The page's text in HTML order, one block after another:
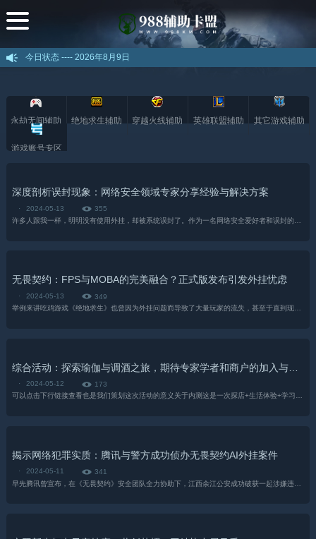
今日状态 ----2026年8月9日
永劫无间辅助 绝地求生辅助 穿越火线辅助 英雄联盟辅助 其它游戏辅助
游戏账号专区
深度剖析误封现象：网络安全领域专家分享经验与解决方案
· 2024-05-13
355
许多人跟我一样，明明没有使用外挂，却被系统误封了。作为一名网络安全爱好者和误封的受害者，我决定为大家揭秘为什么会被封禁。被误封的主要原因有两种：...
无畏契约：FPS与MOBA的完美融合？正式版发布引发外挂忧虑
· 2024-05-13
349
举例来讲吃鸡游戏《绝地求生》也曾因为外挂问题而导致了大量玩家的流失，甚至于直到现在防作弊机制已经逐渐趋于完善的情况下，在线玩家的数量也依旧大不如...
· 2024-05-12
173
可以点击下行链接查看也是我们策划这次活动的意义关于内测这是一次探店+生活体验+学习+社交的综合性活动费用500元可共选择10-...
揭示网络犯罪实质：腾讯与警方成功侦办无畏契约AI外挂案件
· 2024-05-11
341